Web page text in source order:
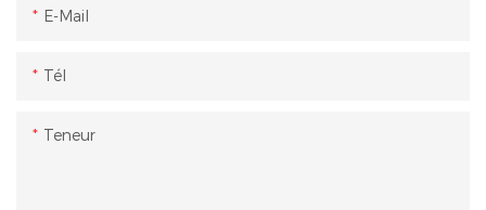
E-Mail
Tél
Teneur